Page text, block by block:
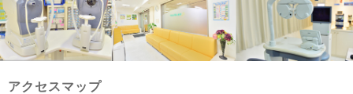
アクセスマップ